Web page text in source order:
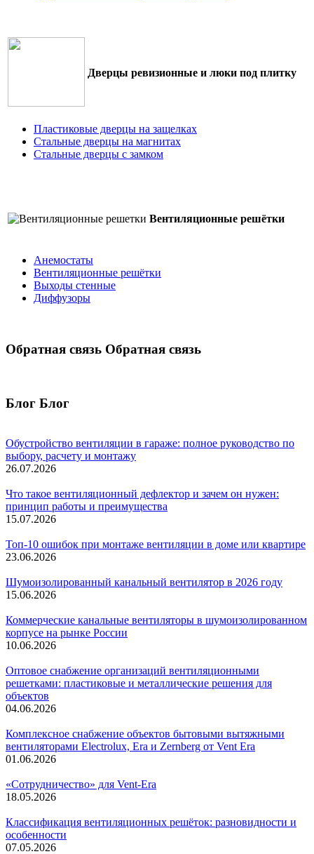
Дверцы ревизионные и люки под плитку
Пластиковые дверцы на защелках
Стальные дверцы на магнитах
Стальные дверцы с замком
Вентиляционные решётки
Анемостаты
Вентиляционные решётки
Выходы стенные
Диффузоры
Обратная связь Обратная связь
Блог Блог
Обустройство вентиляции в гараже: полное руководство по
выбору, расчету и монтажу
26.07.2026
Что такое вентиляционный дефлектор и зачем он нужен:
принцип работы и преимущества
15.07.2026
Топ-10 ошибок при монтаже вентиляции в доме или квартире
23.06.2026
Шумоизолированный канальный вентилятор в 2026 году
15.06.2026
Коммерческие канальные вентиляторы в шумоизолированном
корпусе на рынке России
10.06.2026
Оптовое снабжение организаций вентиляционными
решетками: пластиковые и металлические решения для
объектов
04.06.2026
Комплексное снабжение объектов бытовыми вытяжными
вентиляторами Electrolux, Era и Zernberg от Vent Era
01.06.2026
«Сотрудничество» для Vent-Era
18.05.2026
Классификация вентиляционных решёток: разновидности и
особенности
07.05.2026